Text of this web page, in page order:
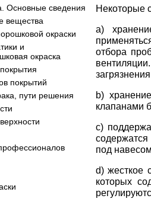
Основные сведения
вещества
окраски
и
окраска
покрытий
пути решения
Некоторые
a)
отбора
b)
клапанами
c)
содержатся
под
d) жесткое
которых